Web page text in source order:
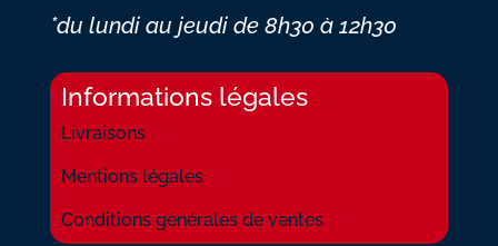
*du lundi au jeudi de 8h30 à 12h30
Informations légales
Livraisons
Mentions légales
Conditions générales de ventes